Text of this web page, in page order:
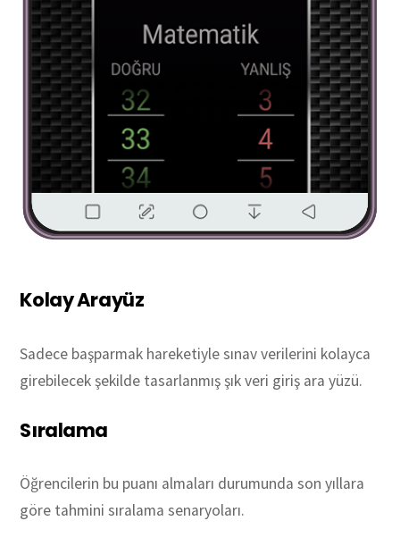
Kolay Arayüz
Sadece başparmak hareketiyle sınav verilerini kolayca
girebilecek şekilde tasarlanmış şık veri giriş ara yüzü.
Sıralama
Öğrencilerin bu puanı almaları durumunda son yıllara
göre tahmini sıralama senaryoları.